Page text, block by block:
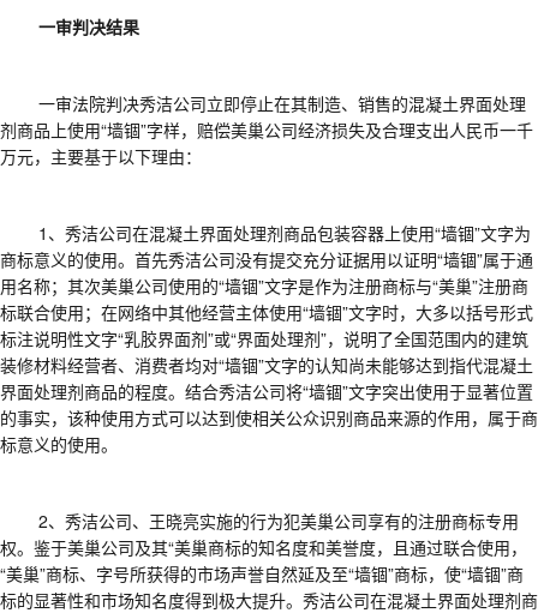
一审判决结果
一审法院判决秀洁公司立即停止在其制造、销售的混凝土界面处理
剂商品上使用“墙锢”字样，赔偿美巢公司经济损失及合理支出人民币一千
万元，主要基于以下理由：
1 、秀洁公司在混凝土界面处理剂商品包装容器上使用“墙锢”文字为
商标意义的使用。首先秀洁公司没有提交充分证据用以证明“墙锢”属于通
用名称；其次美巢公司使用的“墙锢”文字是作为注册商标与“美巢”注册商
标联合使用；在网络中其他经营主体使用“墙锢”文字时，大多以括号形式
标注说明性文字“乳胶界面剂”或“界面处理剂”，说明了全国范围内的建筑
装修材料经营者、消费者均对“墙锢”文字的认知尚未能够达到指代混凝土
界面处理剂商品的程度。结合秀洁公司将“墙锢”文字突出使用于显著位置
的事实，该种使用方式可以达到使相关公众识别商品来源的作用，属于商
标意义的使用。
2、 秀洁公司、王晓亮实施的行为犯美巢公司享有的注册商标专用
权。鉴于美巢公司及其“美巢商标的知名度和美誉度，且通过联合使用，
“美巢”商标、字号所获得的市场声誉自然延及至“墙锢”商标，使“墙锢”商
标的显著性和市场知名度得到极大提升。秀洁公司在混凝土界面处理剂商